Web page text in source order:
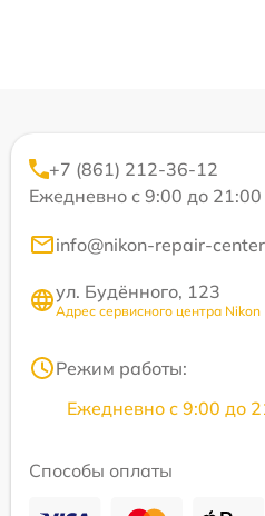
+7 (861) 212-36-12
Ежедневно с 9:00 до 21:00
info@nikon-repair-
ул. Будённого, 123
Адрес сервисного центра Nikon
Режим работы:
Ежедневно с 9:00 до
Способы оплаты